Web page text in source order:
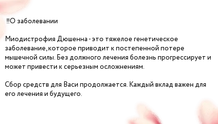
‼️О заболевании
Миодистрофия Дюшенна - это тяжелое генетическое
заболевание, которое приводит к постепенной потере
мышечной силы. Без должного лечения болезнь прогрессирует и
может привести к серьезным осложнениям.
Сбор средств для Васи продолжается. Каждый вклад важен для
его лечения и будущего.